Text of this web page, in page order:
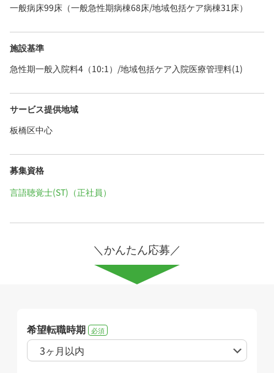
一般病床99床（一般急性期病棟68床/地域包括ケア病棟31床）
施設基準
急性期一般入院料4（10:1）/地域包括ケア入院医療管理料(1)
サービス提供地域
板橋区中心
募集資格
言語聴覚士(ST)（正社員）
＼かんたん応募／
希望転職時期 必須